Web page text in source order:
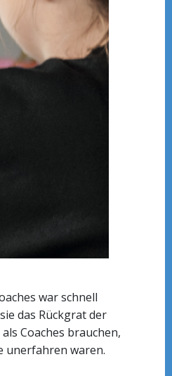
war schnell
das Rückgrat der
Coaches brauchen,
unerfahren waren.